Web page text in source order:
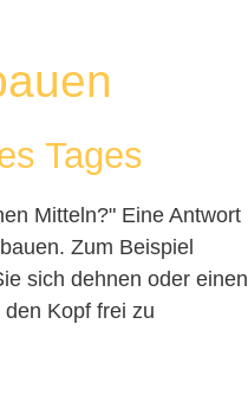
Tages
Mitteln?" Eine Antwort
Zum Beispiel
sich dehnen oder einen
Kopf frei zu